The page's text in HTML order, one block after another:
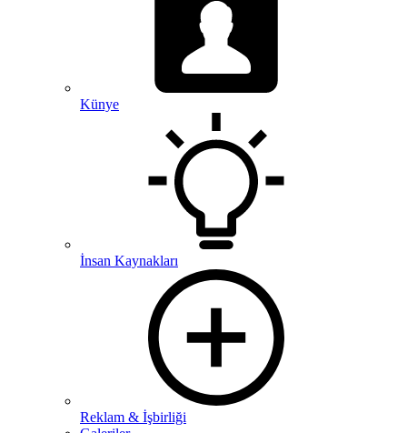
Künye
İnsan Kaynakları
Reklam & İşbirliği